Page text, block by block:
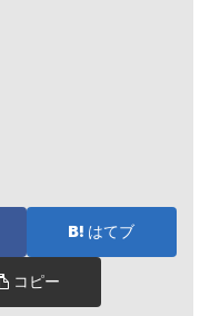
はてブ
コピー